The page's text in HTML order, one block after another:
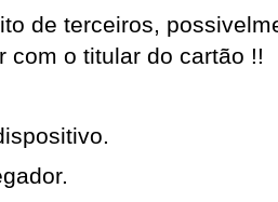
de terceiros,
com o titular do cartão !!